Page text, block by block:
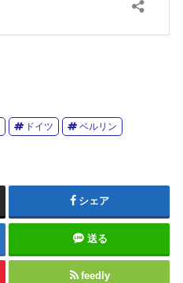
ドイツ ベルリン
シェア
送る
feedly